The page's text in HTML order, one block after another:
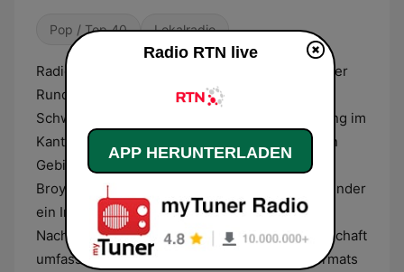
Pop / Top 40 Lokalradio
Radio RTN ist ein privater, französischsprachiger
Rundfunksender aus der Schweiz, der seinen
Schwerpunkt auf die regionale Berichterstattung im
Kanton Neuenburg sowie in den angrenzenden
Gebieten des nördlichen Waadtlands und der
Broye-Region legt. Als Generalist bietet der Sender
ein Informationsprogramm, das tagesaktuelle
Nachrichten aus Politik, Wirtschaft und Gesellschaft
umfasst. Ein wesentlicher Bestandteil des Formats
Radio RTN live
APP HERUNTERLADEN